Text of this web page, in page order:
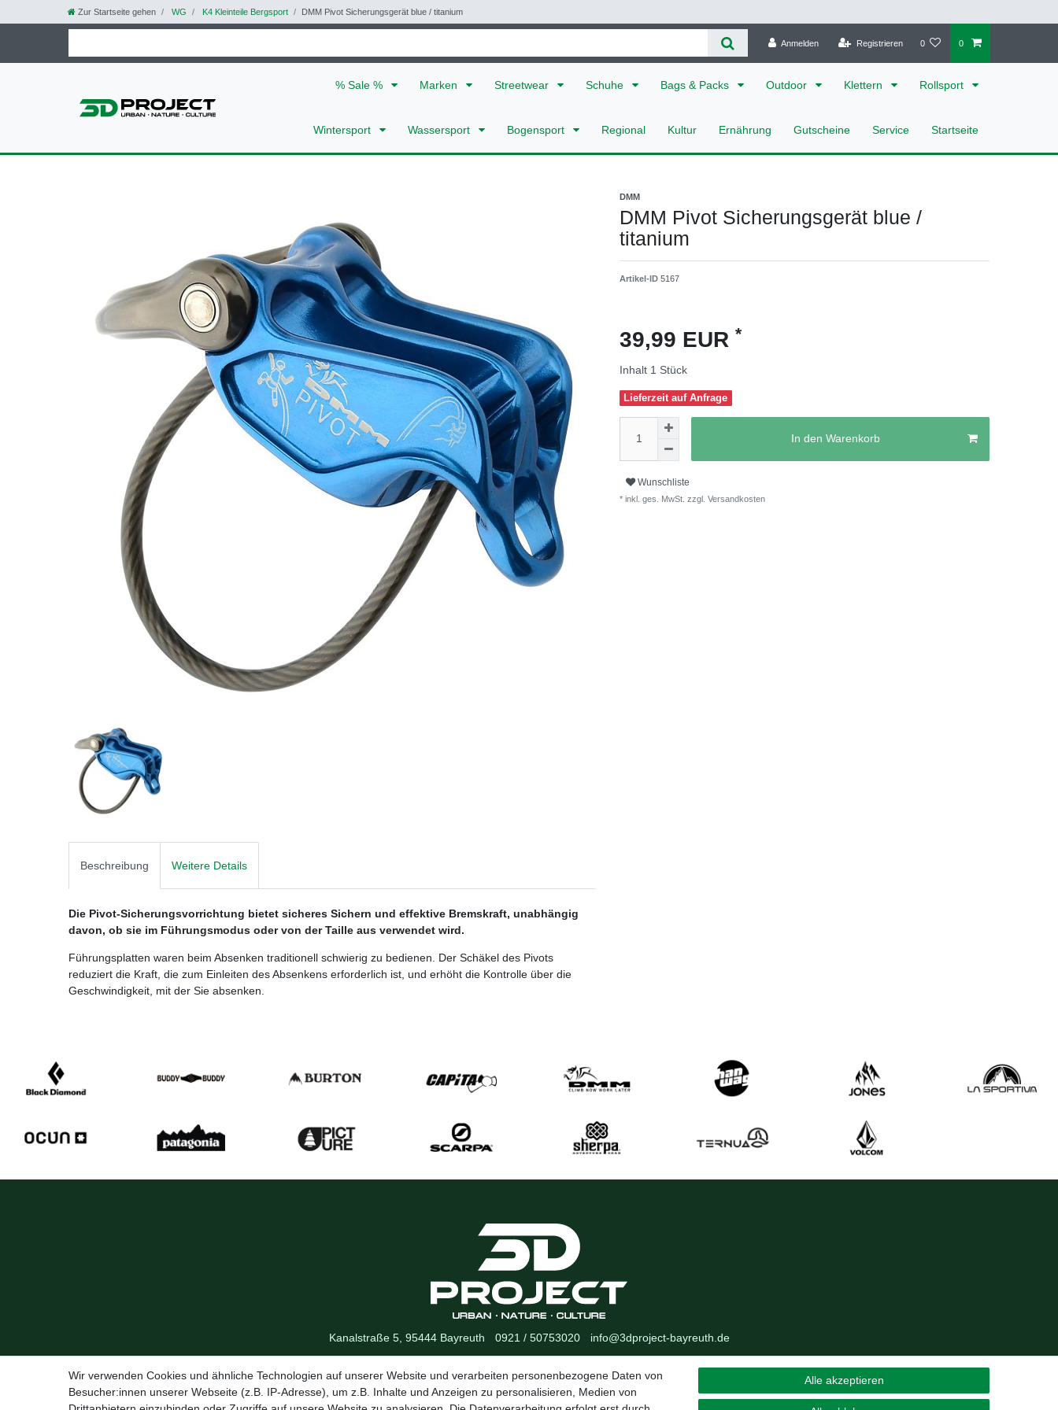
Zur Startseite gehen WG K4 Kleinteile Bergsport DMM Pivot Sicherungsgerät blue / titanium
Anmelden Registrieren 0 0
% Sale % Marken Streetwear Schuhe Bags & Packs Outdoor Klettern Rollsport
Wintersport Wassersport Bogensport Regional Kultur Ernährung Gutscheine Service Startseite
DMM
DMM Pivot Sicherungsgerät blue /
titanium
Artikel-ID 5167
39,99 EUR *
Inhalt 1 Stück
Lieferzeit auf Anfrage
In den Warenkorb
Wunschliste
* inkl. ges. MwSt. zzgl. Versandkosten
Beschreibung Weitere Details
Die Pivot-Sicherungsvorrichtung bietet sicheres Sichern und effektive Bremskraft, unabhängig
davon, ob sie im Führungsmodus oder von der Taille aus verwendet wird.
Führungsplatten waren beim Absenken traditionell schwierig zu bedienen. Der Schäkel des Pivots
reduziert die Kraft, die zum Einleiten des Absenkens erforderlich ist, und erhöht die Kontrolle über die
Geschwindigkeit, mit der Sie absenken.
Kanalstraße 5, 95444 Bayreuth 0921 / 50753020· info@3dproject-bayreuth.de
Wir verwenden Cookies und ähnliche Technologien auf unserer Website und verarbeiten personenbezogene Daten von
Besucher:innen unserer Webseite (z.B. IP-Adresse), um z.B. Inhalte und Anzeigen zu personalisieren, Medien von
Alle akzeptieren